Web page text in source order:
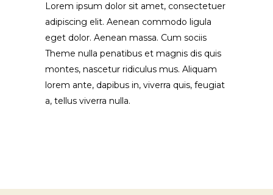
Lorem ipsum dolor sit amet, consectetuer
adipiscing elit. Aenean commodo ligula
eget dolor. Aenean massa. Cum sociis
Theme nulla penatibus et magnis dis quis
montes, nascetur ridiculus mus. Aliquam
lorem ante, dapibus in, viverra quis, feugiat
a, tellus viverra nulla.